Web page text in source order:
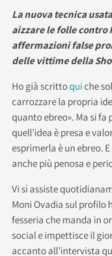
La nuova tecnica
aizzare le folle contro
affermazioni false
delle vittime della
Ho già scrittoquiche
carrozzare la propria
quanto ebreo». Ma si
quell’idea è presa e
esprimerla è un ebreo.
anche più penosa e
Vi si assiste
Moni Ovadia sul profilo
fesseria che manda in
social e impettisce il
accanto all’intervista